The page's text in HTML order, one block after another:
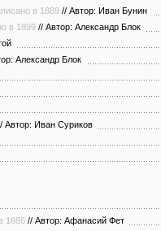
в 1889 // Автор: Иван Бунин
в 1899 // Автор: Александр Блок
Александр Блок
Автор: Иван Суриков
1886 // Автор: Афанасий Фет